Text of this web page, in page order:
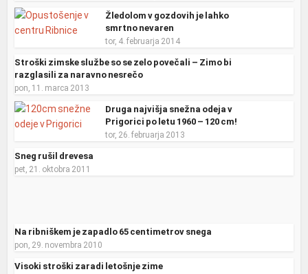
Žledolom v gozdovih je lahko
smrtno nevaren
tor, 4. februarja 2014
Stroški zimske službe so se zelo povečali – Zimo bi
razglasili za naravno nesrečo
pon, 11. marca 2013
Druga najvišja snežna odeja v
Prigorici po letu 1960 – 120 cm!
tor, 26. februarja 2013
Sneg rušil drevesa
pet, 21. oktobra 2011
Na ribniškem je zapadlo 65 centimetrov snega
pon, 29. novembra 2010
Visoki stroški zaradi letošnje zime